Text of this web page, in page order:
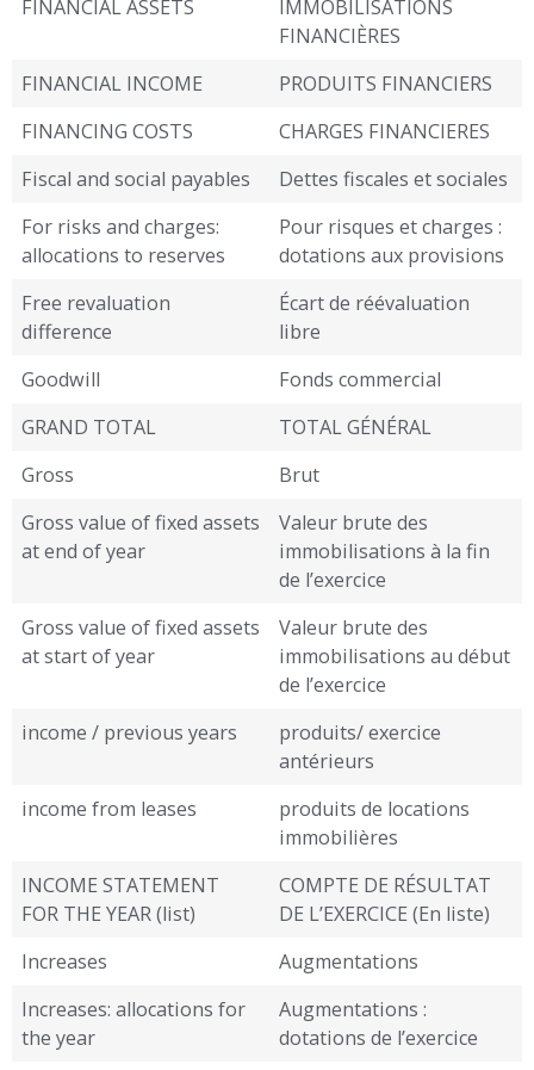
FINANCIAL ASSETS
IMMOBILISATIONS
FINANCIÈRES
FINANCIAL INCOME
PRODUITS FINANCIERS
FINANCING COSTS
CHARGES FINANCIERES
Fiscal and social payables
Dettes fiscales et sociales
For risks and charges:
allocations to reserves
Pour risques et charges :
dotations aux provisions
Free revaluation
difference
Écart de réévaluation
libre
Goodwill
Fonds commercial
GRAND TOTAL
TOTAL GÉNÉRAL
Gross
Brut
Gross value of fixed assets
at end of year
Valeur brute des
immobilisations à la fin
de l’exercice
Gross value of fixed assets
at start of year
Valeur brute des
immobilisations au début
de l’exercice
income / previous years
produits/ exercice
antérieurs
income from leases
produits de locations
immobilières
INCOME STATEMENT
FOR THE YEAR (list)
COMPTE DE RÉSULTAT
DE L’EXERCICE (En liste)
Increases
Augmentations
Increases: allocations for
the year
Augmentations :
dotations de l’exercice